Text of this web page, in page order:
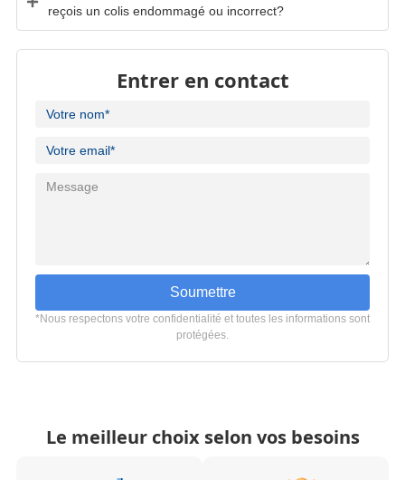
reçois un colis endommagé ou incorrect?
Entrer en contact
Soumettre
*Nous respectons votre confidentialité et toutes les informations sont
protégées.
Le meilleur choix selon vos besoins